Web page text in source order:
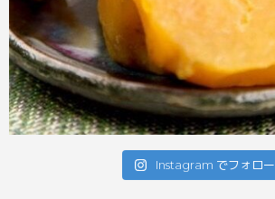
Instagram でフォロー